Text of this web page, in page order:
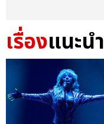
เรื่องแนะนำ